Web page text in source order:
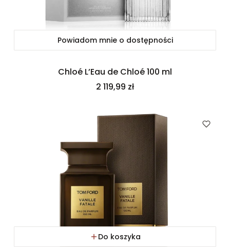
Powiadom mnie o dostępności
Chloé L’Eau de Chloé 100 ml
Cena
2 119,99 zł
Do koszyka